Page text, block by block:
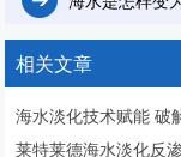
相关文章
海水淡化技术赋能 破
莱特莱德海水淡化反